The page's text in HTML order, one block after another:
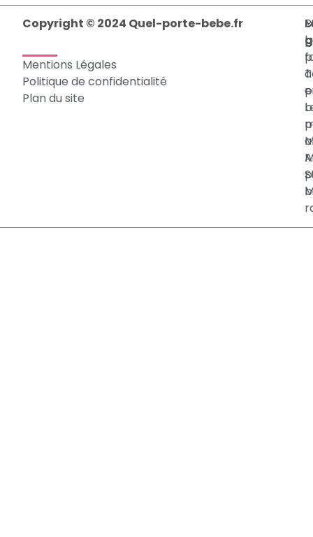
Copyright © 2024 Quel-porte-bebe.fr
Mentions Légales
Politique de confidentialité
Plan du site
à